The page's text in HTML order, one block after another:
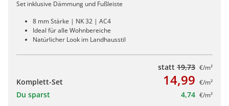
Set inklusive Dämmung und Fußleiste
8 mm Stärke | NK 32 | AC4
Ideal für alle Wohnbereiche
Natürlicher Look im Landhausstil
statt 19,73 €/m²
Komplett-Set 14,99 €/m²
Du sparst 4,74 €/m²